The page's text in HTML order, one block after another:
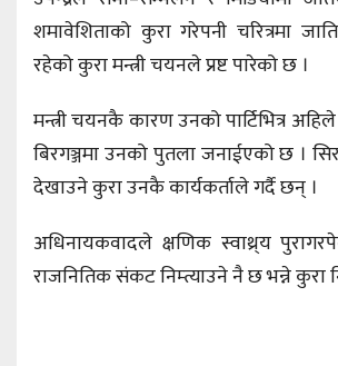
शमावेशिताको कुरा गरेपनी चरित्रमा
रहेको कुरा मन्त्री चयनले प्रष्ट पारेको छ ।
मन्त्री चयनकै कारण उनको पार्टिभित्र
बिरगञ्जमा उनको पुतला जनाईएको छ ।
देखाउने कुरा उनकै कार्यकर्ताले गर्दै छन् ।
अधिनायकवादले क्षणिक स्वाथ्र्य
राजनितिक संकट निम्त्याउने नै छ भन्ने कुरा